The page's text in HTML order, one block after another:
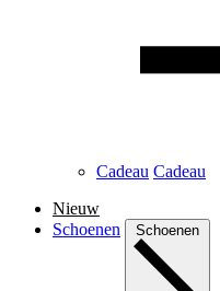
Cadeau Cadeau
Nieuw
Schoenen
Schoenen